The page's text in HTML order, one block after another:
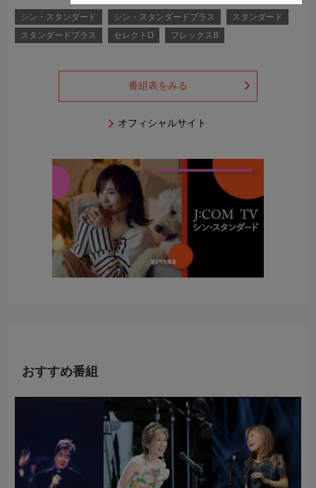
シン・スタンダード シン・スタンダードプラス
スタンダード
スタンダードプラス
セレクトD フレックスB
番組表をみる
オフィシャルサイト
おすすめ番組